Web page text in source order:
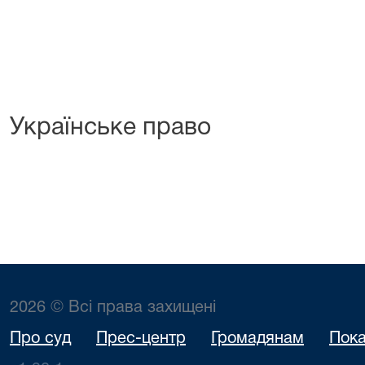
Українське право
2026 © Всі права захищені
Про суд Прес-центр Громадянам